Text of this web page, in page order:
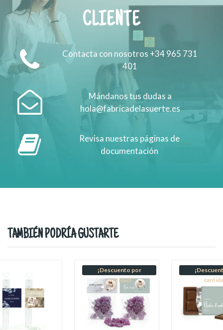
CLIENTE
Contacta con nosotros +34 965 731
401
Mándanos tus dudas a
hola@fabricadelasuerte.es
Revisa nuestras páginas de
documentación
TAMBIÉN PODRÍA GUSTARTE
¡Descuento por
cantidad!